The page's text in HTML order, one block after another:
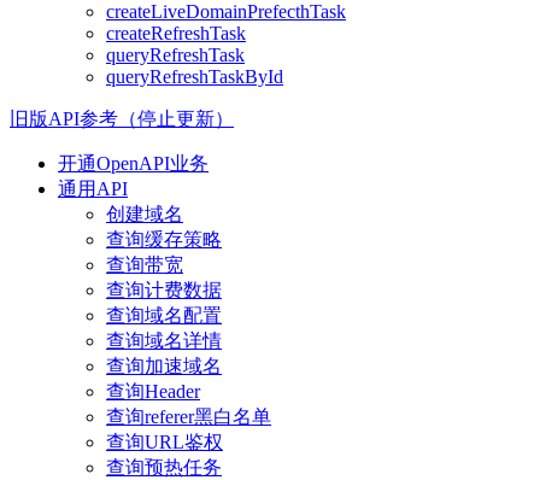
createLiveDomainPrefecthTask
createRefreshTask
queryRefreshTask
queryRefreshTaskById
旧版API参考（停止更新）
开通OpenAPI业务
通用API
创建域名
查询缓存策略
查询带宽
查询计费数据
查询域名配置
查询域名详情
查询加速域名
查询Header
查询referer黑白名单
查询URL鉴权
查询预热任务